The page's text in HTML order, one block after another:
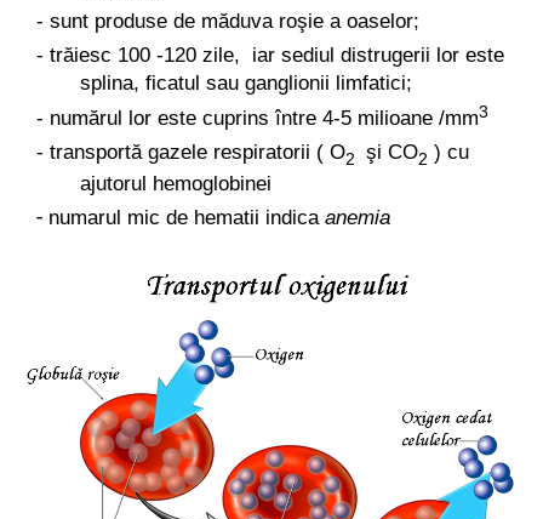
- sunt produse de măduva roşie a oaselor;
- trăiesc 100 -120 zile, iar sediul distrugerii lor este
splina, ficatul sau ganglionii limfatici;
- numărul lor este cuprins între 4-5 milioane /mm3
- transportă gazele respiratorii ( O2 şi CO2 ) cu
ajutorul hemoglobinei
- numarul mic de hematii indica anemia